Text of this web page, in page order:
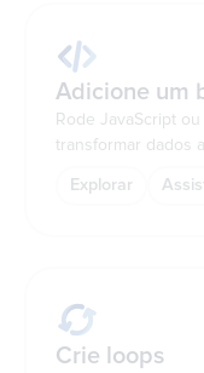
Adicione um
Rode JavaScript
transformar dados
Explorar
Crie loops